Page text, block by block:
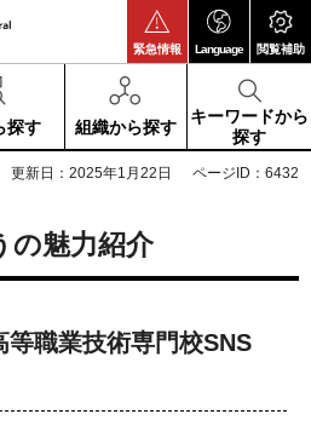
緊急情報 Language 閲覧補助
探す 組織から探す
キーワードから
探す
更新日：2025年1月22日 ページID：6432
の魅力紹介
等職業技術専門校SNS